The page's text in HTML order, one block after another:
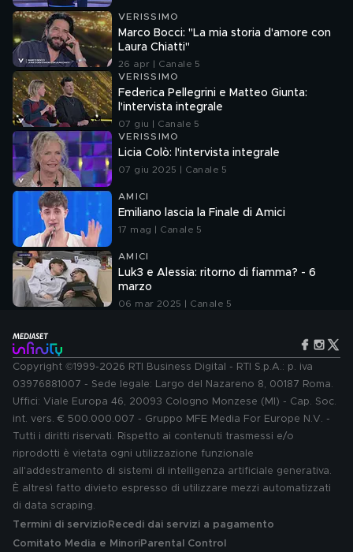
VERISSIMO
Marco Bocci: "La mia storia d'amore con
Laura Chiatti"
26 apr | Canale 5
VERISSIMO
Federica Pellegrini e Matteo Giunta:
l'intervista integrale
07 giu | Canale 5
VERISSIMO
Licia Colò: l'intervista integrale
07 giu 2025 | Canale 5
AMICI
Emiliano lascia la Finale di Amici
17 mag | Canale 5
AMICI
Luk3 e Alessia: ritorno di fiamma? - 6
marzo
06 mar 2025 | Canale 5
Copyright ©1999-2026 RTI Business Digital - RTI S.p.A.: p. iva
03976881007 - Sede legale: Largo del Nazareno 8, 00187 Roma.
Uffici: Viale Europa 46, 20093 Cologno Monzese (MI) - Cap. Soc.
int. vers. € 500.000.007 - Gruppo MFE Media For Europe N.V. -
Tutti i diritti riservati. Rispetto ai contenuti trasmessi e/o
riprodotti è vietata ogni utilizzazione funzionale
all'addestramento di sistemi di intelligenza artificiale generativa.
È altresì fatto divieto espresso di utilizzare mezzi automatizzati
di data scraping.
Termini di servizio Recedi dai servizi a pagamento
Comitato Media e MinoriParental Control